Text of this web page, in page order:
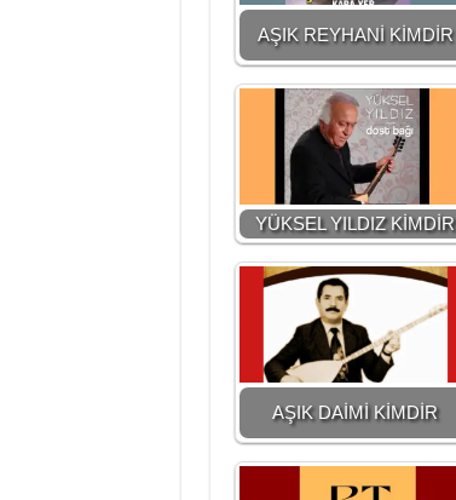
AŞIK REYHANİ KİMDİR
YÜKSEL YILDIZ KİMDİR
AŞIK DAİMİ KİMDİR